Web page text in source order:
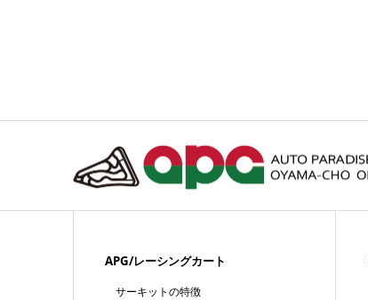
APG/レーシングカート
サーキットの特徴